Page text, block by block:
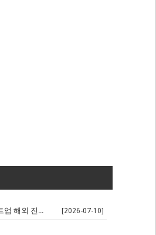
🌍 경기 AI 스타트업 해외 진출 판... [2026-07-10]